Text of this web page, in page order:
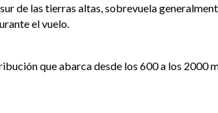
de las tierras altas, sobrevuela
el vuelo.
que abarca desde los 600 a los 2000